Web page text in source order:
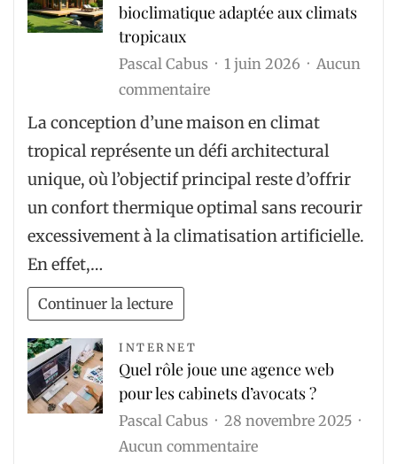
bioclimatique adaptée aux climats
tropicaux
Pascal Cabus 1 juin 2026
Aucun
commentairesur
Concevoir
une
bioclimatique
adaptée
aux
La conception d’une maison en climat
tropical représente un défi architectural
unique, où l’objectif principal reste d’offrir
un confort thermique optimal sans recourir
excessivement à la climatisation artificielle.
En effet,…
Continuer la lecture
INTERNET
Quel rôle joue une agence web
pour les cabinets d’avocats ?
Pascal Cabus
28 novembre 2025
Aucun commentairesur